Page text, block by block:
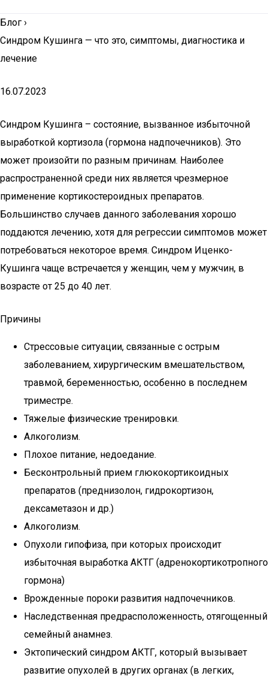
Блог ›
Синдром Кушинга — что это, симптомы, диагностика и
лечение
16.07.2023
Синдром Кушинга – состояние, вызванное избыточной
выработкой кортизола (гормона надпочечников). Это
может произойти по разным причинам. Наиболее
распространенной среди них является чрезмерное
применение кортикостероидных препаратов.
Большинство случаев данного заболевания хорошо
поддаются лечению, хотя для регрессии симптомов может
потребоваться некоторое время. Синдром Иценко-
Кушинга чаще встречается у женщин, чем у мужчин, в
возрасте от 25 до 40 лет.
Причины
Стрессовые ситуации, связанные с острым
заболеванием, хирургическим вмешательством,
травмой, беременностью, особенно в последнем
триместре.
Тяжелые физические тренировки.
Алкоголизм.
Плохое питание, недоедание.
Бесконтрольный прием глюкокортикоидных
препаратов (преднизолон, гидрокортизон,
дексаметазон и др.)
Алкоголизм.
Опухоли гипофиза, при которых происходит
избыточная выработка АКТГ (адренокортикотропного
гормона)
Врожденные пороки развития надпочечников.
Наследственная предрасположенность, отягощенный
семейный анамнез.
Эктопический синдром АКТГ, который вызывает
развитие опухолей в других органах (в легких,